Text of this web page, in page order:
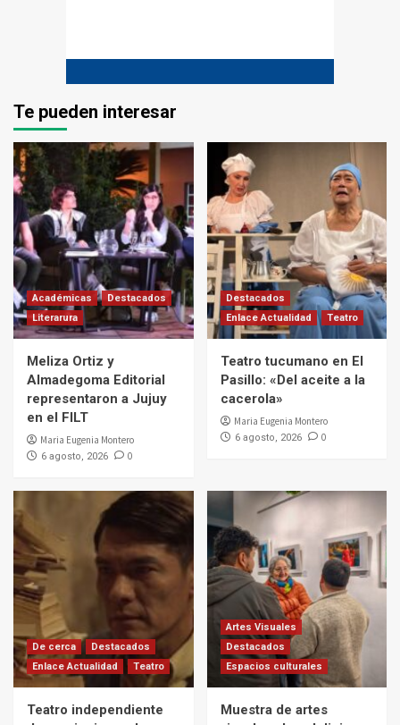
Te pueden interesar
Académicas
Destacados
Literarura
Meliza Ortiz y
Almadegoma Editorial
representaron a Jujuy
en el FILT
Maria Eugenia Montero
6 agosto, 2026 0
Destacados
Enlace Actualidad
Teatro
Teatro tucumano en El
Pasillo: «Del aceite a la
cacerola»
Maria Eugenia Montero
6 agosto, 2026 0
De cerca
Destacados
Enlace Actualidad
Teatro
Teatro independiente
Artes Visuales
Destacados
Espacios culturales
Muestra de artes